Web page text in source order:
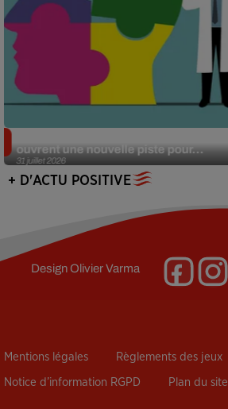
31 juillet 2026
ouvrent une nouvelle piste pour...
+ D'ACTU POSITIVE
DesignOlivier Varma
Mentions légales Règlements des jeux
Notice d’information RGPD Plan du site